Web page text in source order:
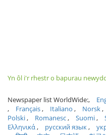
Yn ôl i'r rhestr o bapurau
Newspaper list WorldWide:
Français
Italiano Norsk
Polski
Romanesc Suomi
Ελληνικά
русский язык